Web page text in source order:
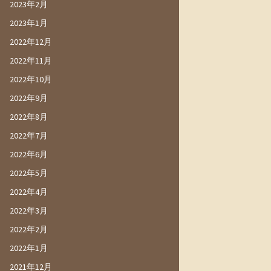
2023年2月
2023年1月
2022年12月
2022年11月
2022年10月
2022年9月
2022年8月
2022年7月
2022年6月
2022年5月
2022年4月
2022年3月
2022年2月
2022年1月
2021年12月